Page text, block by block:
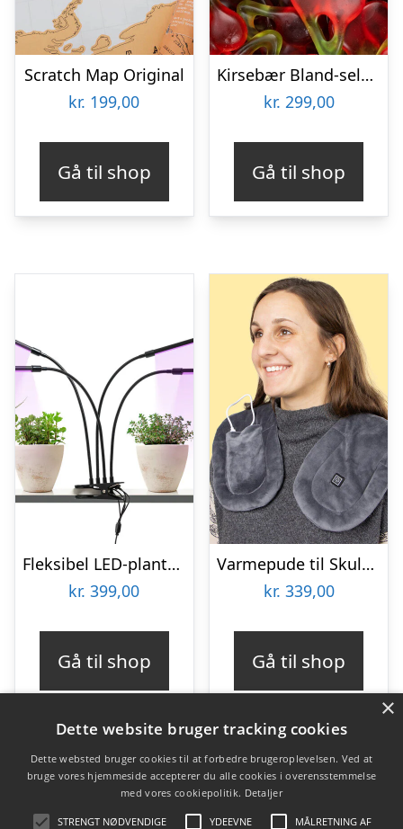
Scratch Map Original
kr. 199,00
Gå til shop
Kirsebær Bland-selv slik i kasser 2,4 kg
kr. 299,00
Gå til shop
Fleksibel LED-plantelampe – KitchPro
kr. 399,00
Gå til shop
Varmepude til Skuldre og Ryg – Zenkuru
kr. 339,00
Gå til shop
Varekategorier
Produkter
×
Dette website bruger tracking cookies
Dette websted bruger cookies til at forbedre brugeroplevelsen. Ved at
bruge vores hjemmeside accepterer du alle cookies i overensstemmelse
med vores cookiepolitik. Detaljer
STRENGT NØDVENDIGE YDEEVNE MÅLRETNING AF